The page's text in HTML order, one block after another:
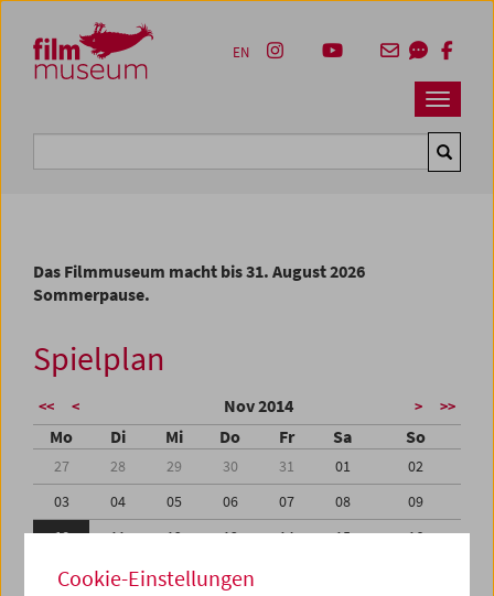
Zum Inhalt
Zum Hauptmenü
Zur Servicenavigation
Zum Suche
Navbar
EN
Das Filmmuseum macht bis 31. August 2026
Sommerpause.
Spielplan
<< < Nov 2014 > >>
Mo Di Mi Do Fr Sa So
27 28 29 30 31 01
02
03
04 05 06 07 08
09
10
11 12 13 14 15
16
17
18 19 20
Cookie-Einstellungen